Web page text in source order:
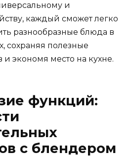
и
каждый сможет легко
разнообразные блюда в
сохраняя полезные
и экономя место на кухне.
функций:
с блендером